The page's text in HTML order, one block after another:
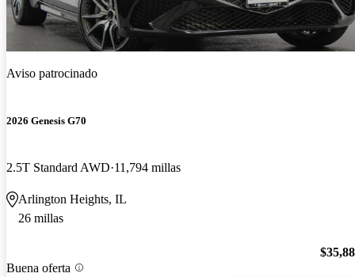
Aviso patrocinado
2026 Genesis G70
2.5T Standard AWD 11,794 millas
Arlington Heights, IL
26 millas
Buena oferta